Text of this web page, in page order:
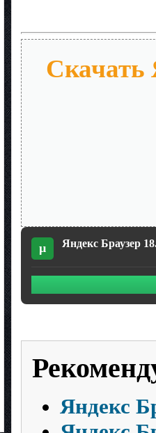
Скачать
µ Яндекс Браузер
Яндекс